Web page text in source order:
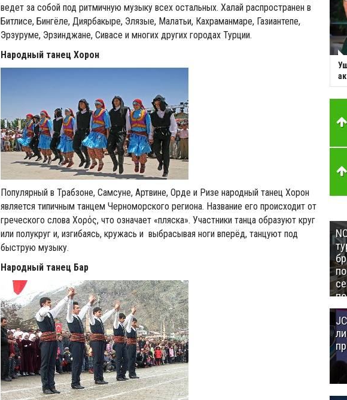
ведет за собой под ритмичную музыку всех остальных. Халай распространен в
Битлисе, Бингёле, Диярбакыре, Элязые, Малатьи, Кахраманмаре, Газиантепе,
Эрзуруме, Эрзинджане, Сивасе и многих других городах Турции.
Народный танец Хорон
Популярный в Трабзоне, Самсуне, Артвине, Орде и Ризе народный танец Хорон
является типичным танцем Черноморского региона. Название его происходит от
греческого слова Χορός, что означает «пляска». Участники танца образуют круг
или полукруг и, изгибаясь, кружась и выбрасывая ноги вперёд, танцуют под
быструю музыку.
Народный танец Бар